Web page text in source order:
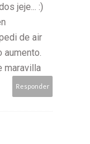
jeje... :)
de air
maravilla
Responder